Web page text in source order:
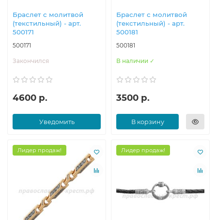
Браслет с молитвой
(текстильный) - арт.
500171
500171
Закончился
4600 р.
Уведомить
Браслет с молитвой
(текстильный) - арт.
500181
500181
В наличии ✓
3500 р.
В корзину
Лидер продаж! Лидер продаж!